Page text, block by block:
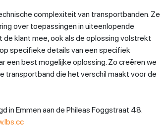
complexiteit van transportbanden. Ze
over toepassingen in uiteenlopende
de klant mee, ook als de oplossing volstrekt
specifieke details van een specifiek
een best mogelijke oplossing. Zo creëren we
transportband die het verschil maakt voor de
in Emmen aan de Phileas Foggstraat 48.